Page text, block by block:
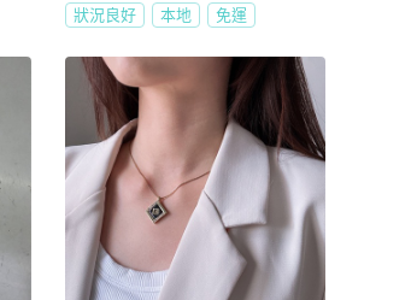
狀況良好 本地 免運